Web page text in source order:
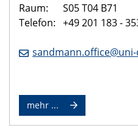
Raum: S05 T04 B71
Telefon: +49 201 183 -
mehr ...